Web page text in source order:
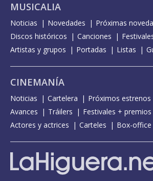
MUSICALIA
Noticias Novedades
Próximas
Discos históricos
Canciones
Artistas y grupos
Portadas Listas
CINEMANÍA
Noticias Cartelera Próximos estrenos
Avances
Tráilers
Festivales + premios
Actores y actrices
Carteles Box-office